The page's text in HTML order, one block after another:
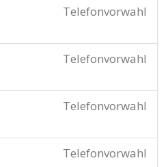
Telefonvorwahl
Telefonvorwahl
Telefonvorwahl
Telefonvorwahl